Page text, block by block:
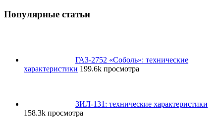
Популярные статьи
ГАЗ-2752 «Соболь»: технические
характеристики 199.6k просмотра
ЗИЛ-131: технические характеристики
158.3k просмотра